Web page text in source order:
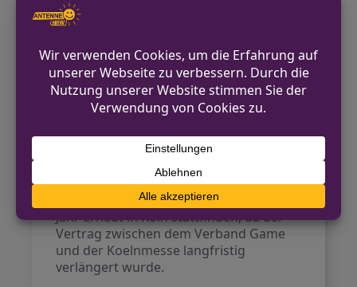
Besonderer Beliebtheit erfreuten sich in
auch strategische Spiele. Die Messe
zeigte neue Titel von verschiedenen
Entwicklern, darunter Ubisoft mit
seinem neuen Spiel „Anno 117: Pax
Romana“. Cosplay, bei dem sich Fans als
Figuren aus Videospielen verkleiden,
stellte ebenfalls einen wichtigen
Bestandteil der Gamescom dar.
Die Gamescom wird im kommenden
Jahr erneut in Köln stattfinden, da der
Vertrag zwischen dem Verband Game
und der Koelnmesse langfristig
verlängert wurde.